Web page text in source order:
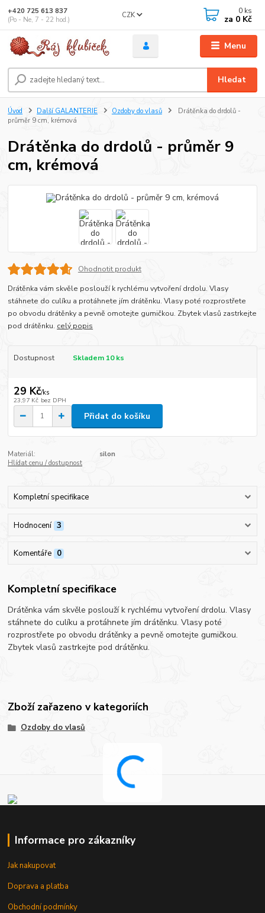
Menu
CZK
Hledat
+420 725 613 837
(Po - Ne, 7 - 22 hod.)
0 ks
za 0 Kč
Úvod Další GALANTERIE Ozdoby do vlasů
Drátěnka do drdolů -
průměr 9 cm, krémová
Drátěnka do drdolů - průměr 9
cm, krémová
Ohodnotit produkt
Drátěnka vám skvěle poslouží k rychlému vytvoření drdolu. Vlasy
stáhnete do culíku a protáhnete jím drátěnku. Vlasy poté rozprostřete
po obvodu drátěnky a pevně omotejte gumičkou. Zbytek vlasů zastrkejte
pod drátěnku. celý popis
Dostupnost Skladem 10 ks
29 Kč/ks
23,97 Kč bez DPH
Přidat do košíku
Materiál:
silon
Hlídat cenu / dostupnost
Kompletní specifikace
Hodnocení 3
Komentáře 0
Kompletní specifikace
Drátěnka vám skvěle poslouží k rychlému vytvoření drdolu. Vlasy
stáhnete do culíku a protáhnete jím drátěnku. Vlasy poté
rozprostřete po obvodu drátěnky a pevně omotejte gumičkou.
Zbytek vlasů zastrkejte pod drátěnku.
Zboží zařazeno v kategoriích
Ozdoby do vlasů
Informace pro zákazníky
Jak nakupovat
Doprava a platba
Obchodní podmínky